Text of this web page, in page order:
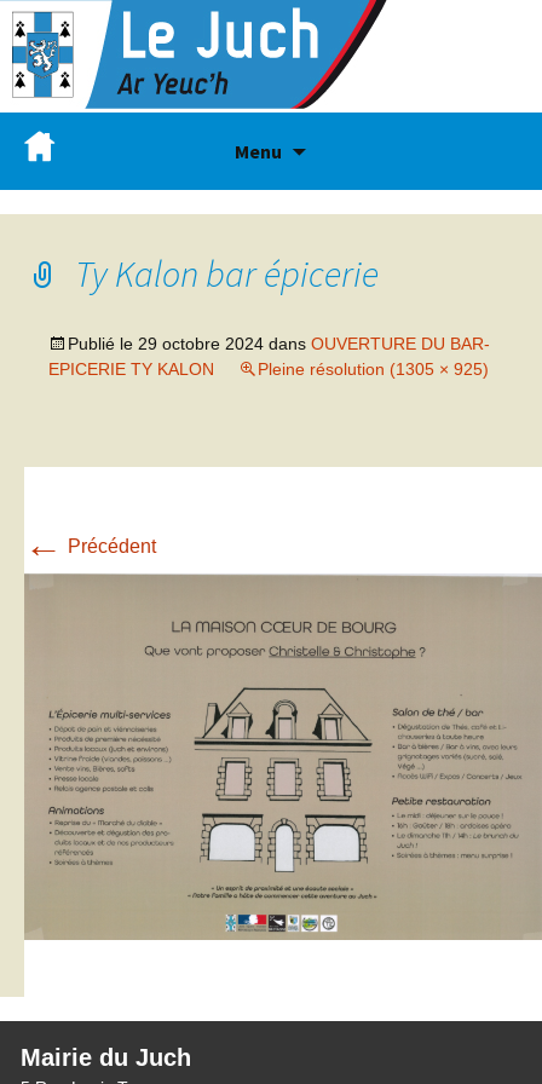
Menu
Ty Kalon bar épicerie
Publié le 29 octobre 2024 dans OUVERTURE DU BAR-
EPICERIE TY KALON
Pleine résolution (1305 × 925)
← Précédent
Mairie du Juch